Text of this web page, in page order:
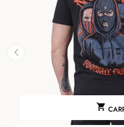
